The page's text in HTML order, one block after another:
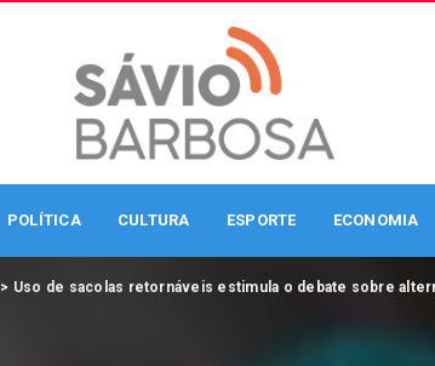
POLÍTICA CULTURA ESPORTE ECONOMIA
> Uso de sacolas retornáveis estimula o debate sobre